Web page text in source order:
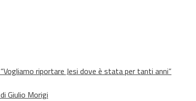
riportare Jesi dove è stata per tanti anni”
Giulio Morigi